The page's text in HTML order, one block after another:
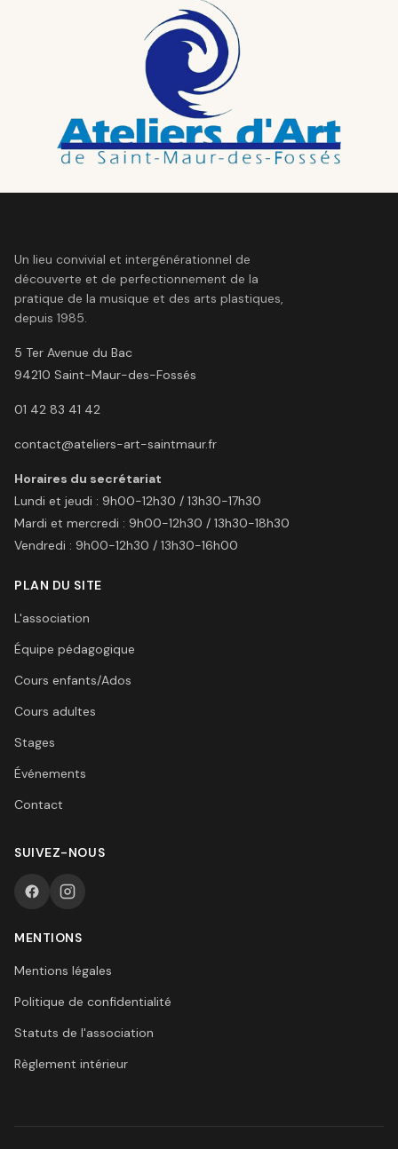
Un lieu convivial et intergénérationnel de
découverte et de perfectionnement de la
pratique de la musique et des arts plastiques,
depuis 1985.
5 Ter Avenue du Bac
94210 Saint-Maur-des-Fossés
01 42 83 41 42
contact@ateliers-art-saintmaur.fr
Horaires du secrétariat
Lundi et jeudi : 9h00-12h30 / 13h30-17h30
Mardi et mercredi : 9h00-12h30 / 13h30-18h30
Vendredi : 9h00-12h30 / 13h30-16h00
PLAN DU SITE
L'association
Équipe pédagogique
Cours enfants/Ados
Cours adultes
Stages
Événements
Contact
SUIVEZ-NOUS
MENTIONS
Mentions légales
Politique de confidentialité
Statuts de l'association
Règlement intérieur